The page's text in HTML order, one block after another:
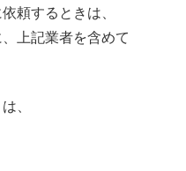
頼するときは、
上記業者を含めて
、